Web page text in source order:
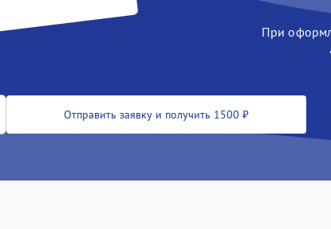
При
Отправить заявку и получить 1500 ₽